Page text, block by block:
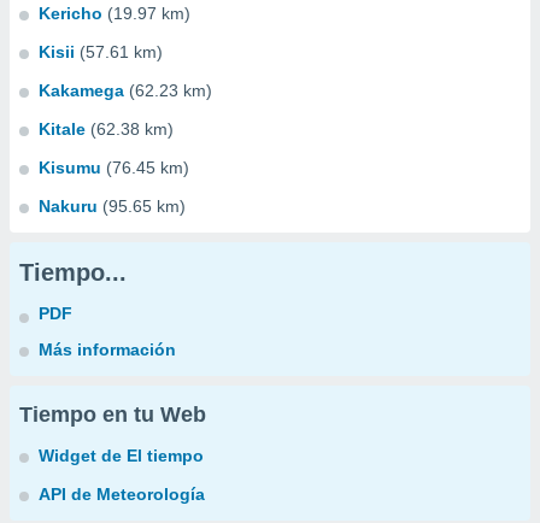
Kericho (19.97 km)
Kisii (57.61 km)
Kakamega (62.23 km)
Kitale (62.38 km)
Kisumu (76.45 km)
Nakuru (95.65 km)
Tiempo...
PDF
Más información
Tiempo en tu Web
Widget de El tiempo
API de Meteorología